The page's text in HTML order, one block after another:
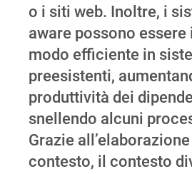
o i siti web. Inoltre, i
aware possono
modo efficiente in
preesistenti,
produttività dei
snellendo alcuni
Grazie
contesto, il contesto